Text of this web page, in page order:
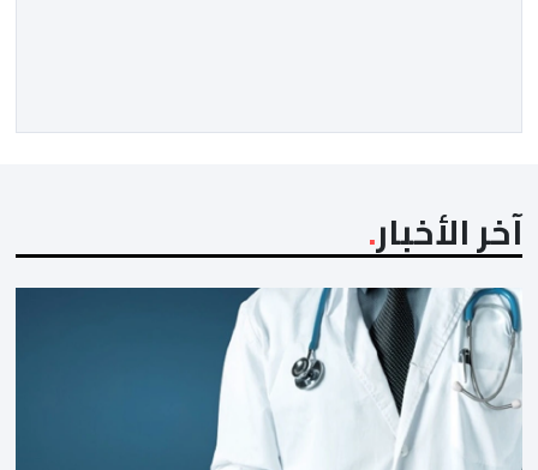
بن طوطو، ثم شخص اخر […]
آخر الأخبار